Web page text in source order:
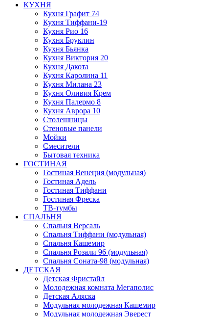
КУХНЯ
Кухня Графит 74
Кухня Тиффани-19
Кухня Рио 16
Кухня Бруклин
Кухня Бьянка
Кухня Виктория 20
Кухня Дакота
Кухня Каролина 11
Кухня Милана 23
Кухня Оливия Крем
Кухня Палермо 8
Кухня Аврора 10
Столешницы
Стеновые панели
Мойки
Смесители
Бытовая техника
ГОСТИНАЯ
Гостиная Венеция (модульная)
Гостиная Адель
Гостиная Тиффани
Гостиная Фреска
ТВ-тумбы
СПАЛЬНЯ
Спальня Версаль
Спальня Тиффани (модульная)
Спальня Кашемир
Спальня Розали 96 (модульная)
Спальня Соната-98 (модульная)
ДЕТСКАЯ
Детская Фристайл
Молодежная комната Мегаполис
Детская Аляска
Модульная молодежная Кашемир
Модульная молодежная Эверест